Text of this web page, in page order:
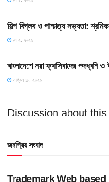
শিল্প বিপ্লব ও পাশ্চাত্য সভ্যতা:
মে ২, ২০২৬
বাংলাদেশে নয়া ফ্যাসিবাদের পদধ্বনি ও
এপ্রিল ১৮, ২০২৬
Discussion about
জনপ্রিয় সংবাদ
Trademark Web